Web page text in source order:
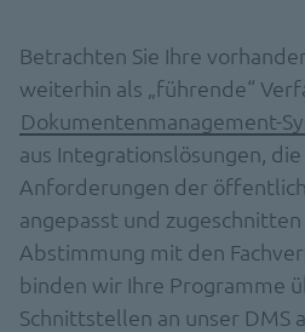
Betrachten Sie Ihre
weiterhin als „führende“
Dokumentenmanagement-
aus Integrationslösungen,
Anforderungen der
angepasst und
Abstimmung mit den
binden wir Ihre Programme
Schnittstellen an unser DMS